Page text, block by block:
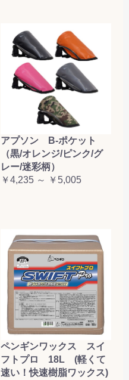
アプソン B-ポケット
（黒/オレンジ/ピンク/グ
レー/迷彩柄）
￥4,235 ～ ￥5,005
ペンギンワックス スイ
フトプロ 18L (軽くて
速い！快速樹脂ワックス)